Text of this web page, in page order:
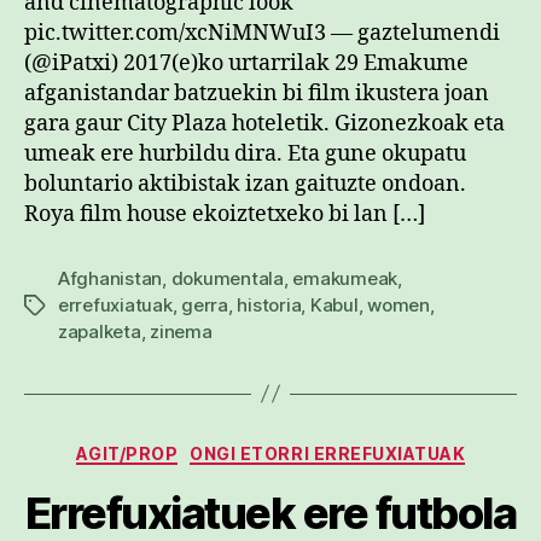
pic.twitter.com/xcNiMNWuI3 — gaztelumendi
(@iPatxi) 2017(e)ko urtarrilak 29 Emakume
afganistandar batzuekin bi film ikustera joan
gara gaur City Plaza hoteletik. Gizonezkoak eta
umeak ere hurbildu dira. Eta gune okupatu
boluntario aktibistak izan gaituzte ondoan.
Roya film house ekoiztetxeko bi lan […]
Etiketak
Afghanistan dokumentala emakumeak
errefuxiatuak, gerra historia Kabul ,women
zapalketa zinema
Kategoriak
AGIT/PROP ONGI ETORRI ERREFUXIATUAK
Errefuxiatuek ere futbola